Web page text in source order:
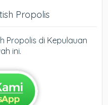
Propolis
Propolis di Kepulauan
ini.